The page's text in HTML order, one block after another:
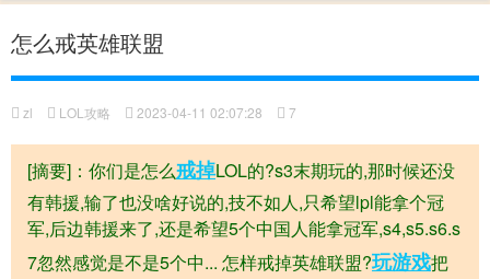
怎么戒英雄联盟
zl LOL攻略 2023-04-11 02:07:28 7
[摘要]：你们是怎么戒掉LOL的?s3末期玩的,那时候还没
有韩援,输了也没啥好说的,技不如人,只希望lpl能拿个冠
军,后边韩援来了,还是希望5个中国人能拿冠军,s4,s5.s6.s
7忽然感觉是不是5个中... 怎样戒掉英雄联盟?玩游戏把